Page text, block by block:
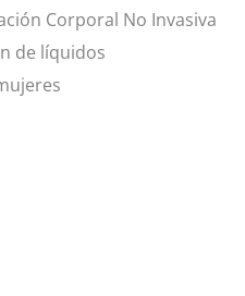
Corporal No Invasiva
de líquidos